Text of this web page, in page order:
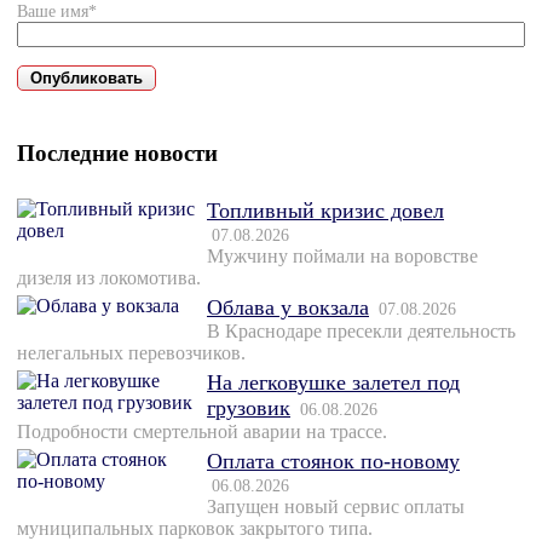
Ваше имя*
Последние новости
Топливный кризис довел
07.08.2026
Мужчину поймали на воровстве
дизеля из локомотива.
Облава у вокзала 07.08.2026
В Краснодаре пресекли деятельность
нелегальных перевозчиков.
На легковушке залетел под
грузовик 06.08.2026
Подробности смертельной аварии на трассе.
Оплата стоянок по-новому
06.08.2026
Запущен новый сервис оплаты
муниципальных парковок закрытого типа.